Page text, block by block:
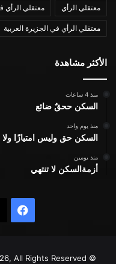
معتقلي الرأي معتقلي الرأي
معتقلي الرأي في الجزيرة العربية
الأكثر مشاهدة
منذ 4 ساعات
السكن ححقٌ ضائع
منذ يوم واحد
السكن حق وليس امتيازًا ولا
منذ يومين
أزمةالسكن لا تنتهي